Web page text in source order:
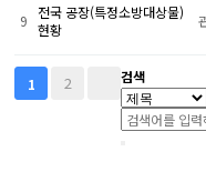
9
전국 공장(특정소방대상물)
현황
1 2 검색